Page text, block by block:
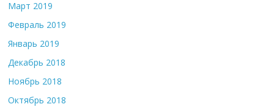
Март 2019
Февраль 2019
Январь 2019
Декабрь 2018
Ноябрь 2018
Октябрь 2018